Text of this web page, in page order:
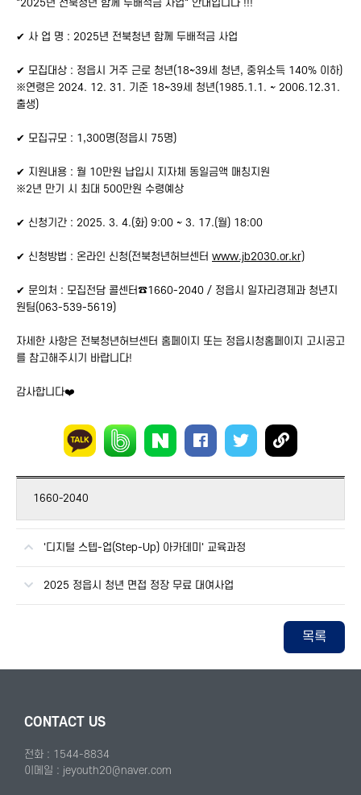
"2025년 전북청년 함께 두배적금 사업" 안내입니다 !!!
✔ 사 업 명 : 2025년 전북청년 함께 두배적금 사업
✔ 모집대상 : 정읍시 거주 근로 청년(18~39세 청년, 중위소득 140% 이하)
※연령은 2024. 12. 31. 기준 18~39세 청년(1985.1.1. ~ 2006.12.31.
출생)
✔ 모집규모 : 1,300명(정읍시 75명)
✔ 지원내용 : 월 10만원 납입시 지자체 동일금액 매칭지원
※2년 만기 시 최대 500만원 수령예상
✔ 신청기간 : 2025. 3. 4.(화) 9:00 ~ 3. 17.(월) 18:00
✔ 신청방법 : 온라인 신청(전북청년허브센터 www.jb2030.or.kr)
✔ 문의처 : 모집전담 콜센터☎1660-2040 / 정읍시 일자리경제과 청년지
원팀(063-539-5619)
자세한 사항은 전북청년허브센터 홈페이지 또는 정읍시청홈페이지 고시공고
를 참고해주시기 바랍니다!
감사합니다❤️
1660-2040
'디지털 스텝-업(Step-Up) 아카데미' 교육과정
2025 정읍시 청년 면접 정장 무료 대여사업
목록
CONTACT US
전화 : 1544-8834
이메일 : jeyouth20@naver.com